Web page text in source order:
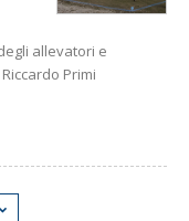
allevatori e
Primi